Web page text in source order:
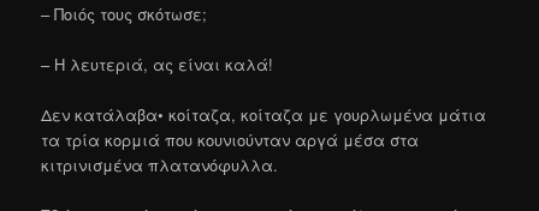
– Ποιός τους σκότωσε;
– Η λευτεριά, ας είναι καλά!
Δεν κατάλαβα• κοίταζα, κοίταζα με γουρλωμένα μάτια
τα τρία κορμιά που κουνιούνταν αργά μέσα στα
κιτρινισμένα πλατανόφυλλα.